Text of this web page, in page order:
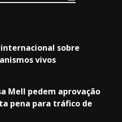
sobre
vivos
Mell pedem aprovação
pena para tráfico de